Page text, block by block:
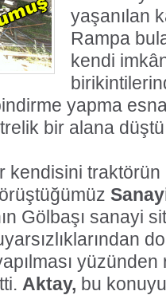
yaşanılan
Rampa
kendi
yapma
bir alana
kendisini
Gölbaşı sanayi
yüzünden
Aktay, bu